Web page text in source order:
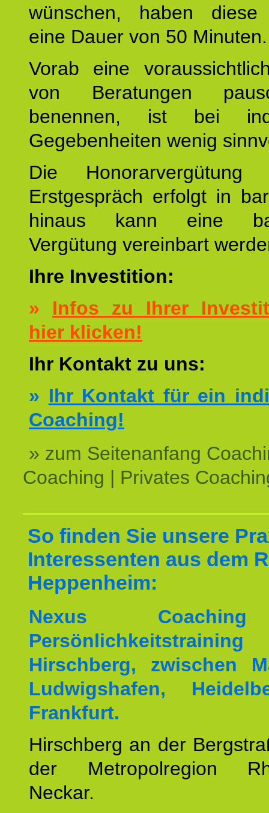
wünschen, haben diese
eine Dauer von 50 Minuten.
Vorab eine
von Beratungen
benennen, ist bei
Gegebenheiten wenig
Die
Erstgespräch erfolgt in
hinaus kann eine
Vergütung vereinbart
Ihre Investition:
» Infos zu Ihrer
hier klicken!
Ihr Kontakt zu uns:
» Ihr Kontakt für ein
Coaching!
» zum Seitenanfang
Coaching | Privates
So finden Sie unsere
Interessenten aus dem
Heppenheim:
Nexus
Hirschberg, zwischen
Ludwigshafen,
Frankfurt.
Hirschberg an der
der Metropolregion
Neckar.